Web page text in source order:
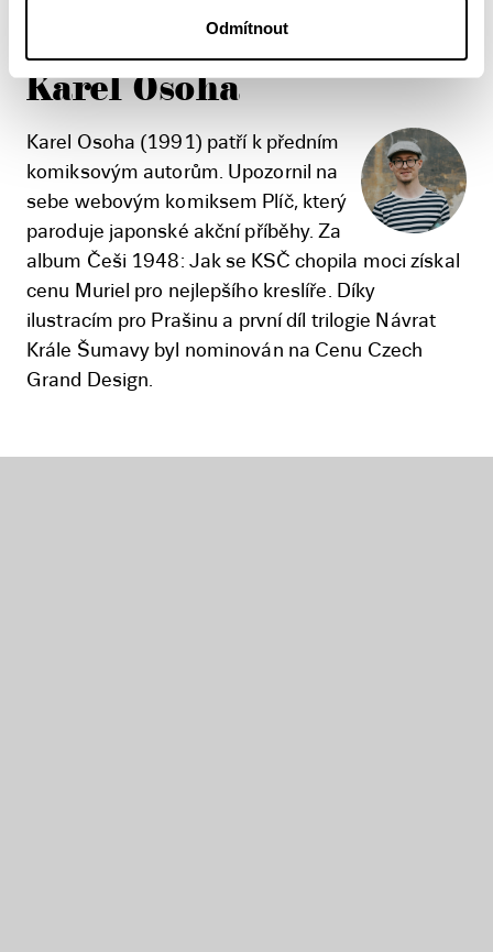
Odmítnout
filmovou adaptaci prvního dílu.
Karel Osoha
Karel Osoha (1991) patří k předním
komiksovým autorům. Upozornil na
sebe webovým komiksem Plíč, který
paroduje japonské akční příběhy. Za
album Češi 1948: Jak se KSČ chopila moci získal
cenu Muriel pro nejlepšího kreslíře. Díky
ilustracím pro Prašinu a první díl trilogie Návrat
Krále Šumavy byl nominován na Cenu Czech
Grand Design.